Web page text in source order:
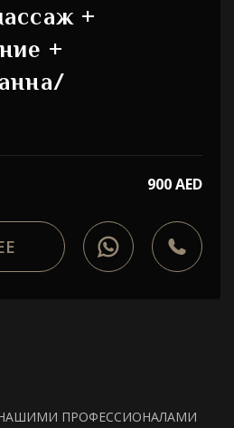
+
+
900 AED
ПРОФЕССИОНАЛАМИ